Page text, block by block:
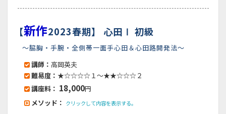
【新作2023春期】 心田Ⅰ 初級
～脇胸・手腕・全側帯一面手心田＆心田路開発法～
講師： 高岡英夫
難易度： ★☆☆☆☆１～★★☆☆☆２
講座料： 18,000円
メソッド： クリックして内容を表示する。